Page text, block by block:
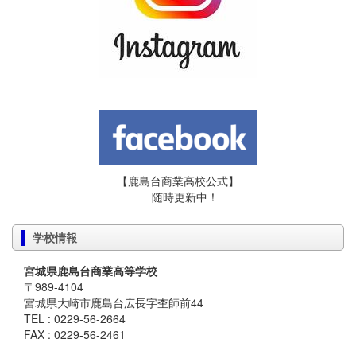
【鹿島台商業高校公式】
随時更新中！
学校情報
宮城県鹿島台商業高等学校
〒989-4104
宮城県大崎市鹿島台広長字杢師前44
TEL : 0229-56-2664
FAX : 0229-56-2461